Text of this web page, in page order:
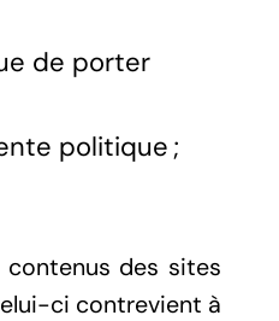
de porter
politique ;
contenus des sites
ci contrevient à